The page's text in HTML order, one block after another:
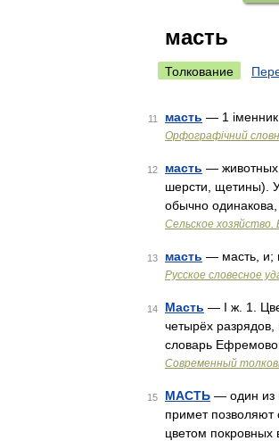
масть
Толкование
11 масть — 1 іменник
Орфографічний
12 масть —
шерсти, щетины). У
обычно
Сельское хозяйство.
13 масть — масть, и;
Русское словесное
14 Масть — I ж. 1.
четырёх
словарь
Современный
15 МАСТЬ — один из
примет позволяют
цветом покровных